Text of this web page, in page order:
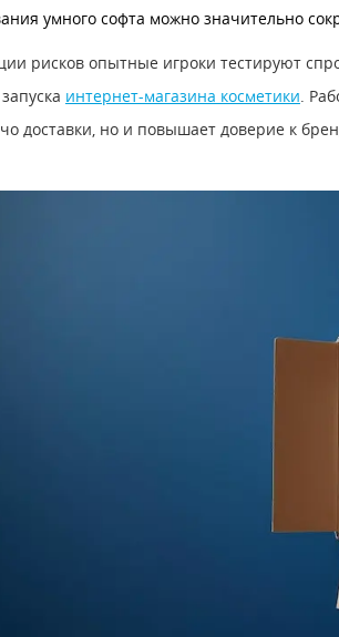
умного софта можно значительно
рисков опытные игроки тестируют
интернет-магазина косметики.
доставки, но и повышает доверие к